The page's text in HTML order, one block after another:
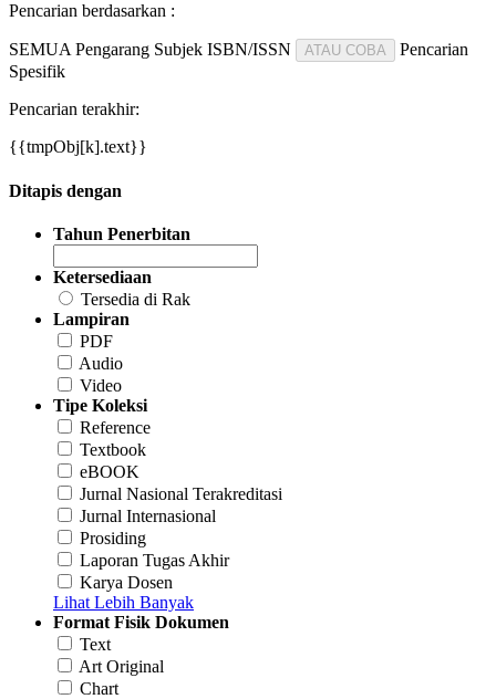
Pencarian berdasarkan :
SEMUA Pengarang Subjek ISBN/ISSN ATAU COBA
Pencarian
Spesifik
Pencarian terakhir:
{{tmpObj[k].text}}
Ditapis dengan
Tahun Penerbitan
Ketersediaan
Tersedia di Rak
Lampiran
PDF
Audio
Video
Tipe Koleksi
Reference
Textbook
eBOOK
Jurnal Nasional Terakreditasi
Jurnal Internasional
Prosiding
Laporan Tugas Akhir
Karya Dosen
Lihat Lebih Banyak
Format Fisik Dokumen
Text
Art Original
Chart